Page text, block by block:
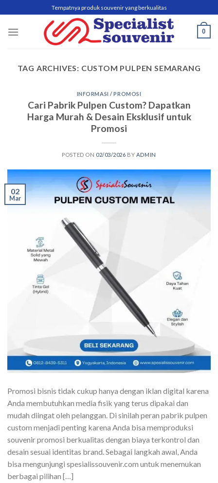
to
content
Tempatnya produk souvenir yang berkualitas
0
TAG ARCHIVES: CUSTOM PULPEN SEMARANG
INFORMASI / PROMOSI
Cari Pabrik Pulpen Custom? Dapatkan
Harga Murah & Desain Eksklusif untuk
Promosi
POSTED ON 02/03/2026 BY ADMIN
02
Mar
Promosi bisnis tidak cukup hanya dengan iklan digital karena
Anda membutuhkan media fisik yang terus dipakai dan
mudah diingat oleh pelanggan. Di sinilah peran pabrik pulpen
custom menjadi penting karena Anda bisa memproduksi
souvenir promosi berkualitas dengan biaya terkontrol dan
desain sesuai identitas brand. Sebagai langkah awal, Anda
bisa mengunjungi spesialissouvenir.com untuk menemukan
berbagai pilihan […]